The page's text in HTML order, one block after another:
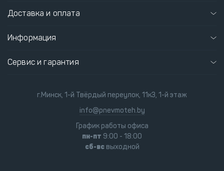
Доставка и оплата
Информация
Сервис и гарантия
г.Минск, 1-й Твёрдый переулок, 11к3, 1-й этаж
info@pnevmoteh.by
График работы офиса
пн-пт 9:00 - 18:00
сб-всвыходной